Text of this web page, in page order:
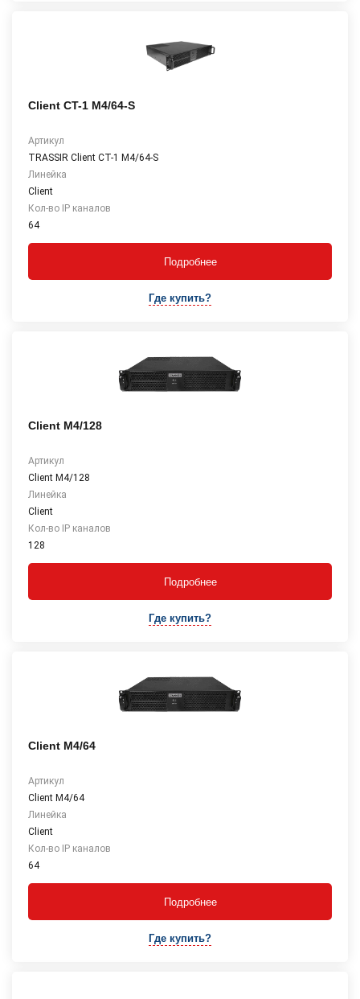
Client CT-1 М4/64-S
Артикул
TRASSIR Client CT-1 М4/64-S
Линейка
Client
Кол-во IP каналов
64
Подробнее
Где купить?
Client M4/128
Артикул
Client M4/128
Линейка
Client
Кол-во IP каналов
128
Подробнее
Где купить?
Client M4/64
Артикул
Client M4/64
Линейка
Client
Кол-во IP каналов
64
Подробнее
Где купить?